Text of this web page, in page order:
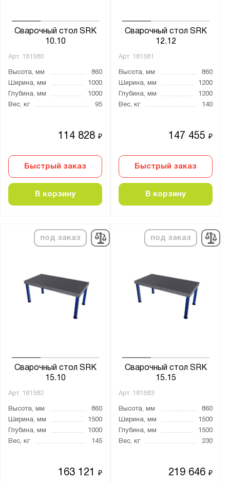
Сварочный стол SRK
10.10
Арт. 181580
Высота, мм
860
Ширина, мм
1000
Глубина, мм
1000
Вес, кг
95
114 828₽
Быстрый заказ
В корзину
Сварочный стол SRK
12.12
Арт. 181581
Высота, мм
860
Ширина, мм
1200
Глубина, мм
1200
Вес, кг
140
147 455₽
Быстрый заказ
В корзину
под заказ
Сварочный стол SRK
15.10
Арт. 181582
Высота, мм
860
Ширина, мм
1500
Глубина, мм
1000
Вес, кг
145
163 121₽
под заказ
Сварочный стол SRK
15.15
Арт. 181583
Высота, мм
860
Ширина, мм
1500
Глубина, мм
1500
Вес, кг
230
219 646₽